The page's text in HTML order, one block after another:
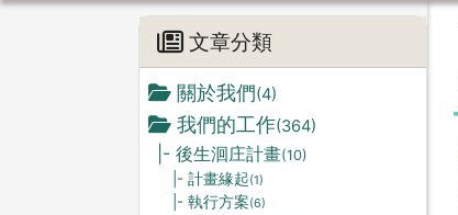
文章分類
關於我們(4)
我們的工作(364)
|- 後生洄庄計畫(10)
|- 計畫緣起(1)
|- 執行方案(6)